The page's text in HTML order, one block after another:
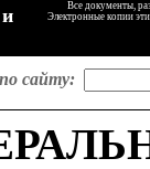
Все документы,
Электронные копии
сайту: